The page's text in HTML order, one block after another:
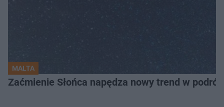
MALTA
Zaćmienie Słońca napędza nowy trend w